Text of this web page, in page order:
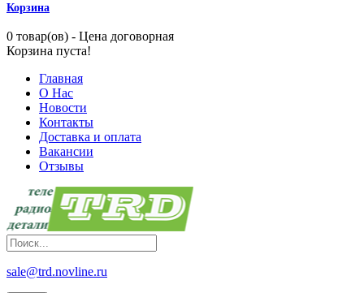
Корзина
0 товар(ов) - Цена договорная
Корзина пуста!
Главная
О Нас
Новости
Контакты
Доставка и оплата
Вакансии
Отзывы
sale@trd.novline.ru